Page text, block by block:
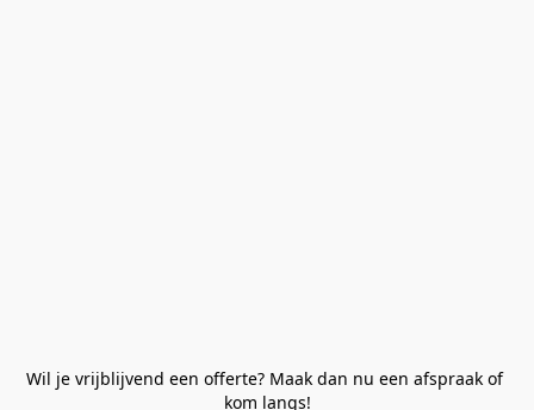
Wil je vrijblijvend een offerte? Maak dan nu een afspraak of
kom langs!